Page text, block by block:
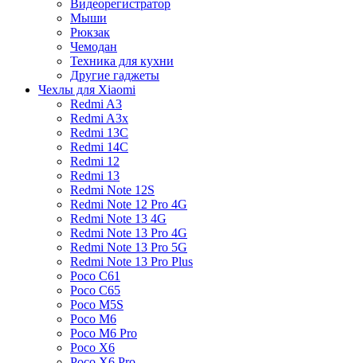
Видеорегистратор
Мыши
Рюкзак
Чемодан
Техника для кухни
Другие гаджеты
Чехлы для Xiaomi
Redmi A3
Redmi A3x
Redmi 13C
Redmi 14C
Redmi 12
Redmi 13
Redmi Note 12S
Redmi Note 12 Pro 4G
Redmi Note 13 4G
Redmi Note 13 Pro 4G
Redmi Note 13 Pro 5G
Redmi Note 13 Pro Plus
Poco C61
Poco C65
Poco M5S
Poco M6
Poco M6 Pro
Poco X6